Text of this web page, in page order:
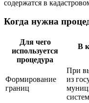
содержатся в
Когда нужна
Для чего
используется
процедура
В
Формирование
границ
При
из